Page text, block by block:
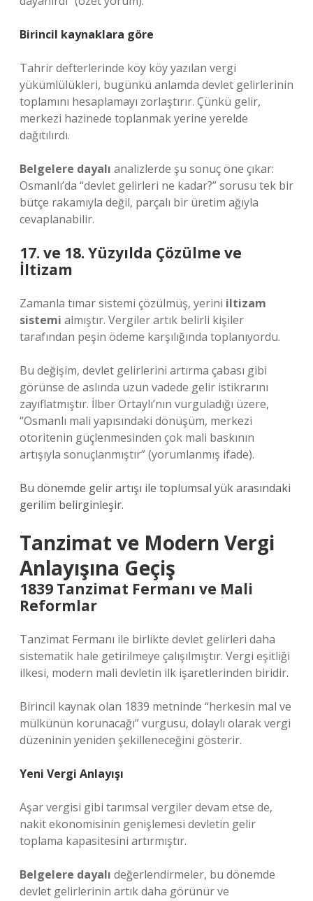
Birincil kaynaklara göre
Tahrir defterlerinde köy köy yazılan vergi
yükümlülükleri, bugünkü anlamda devlet gelirlerinin
toplamını hesaplamayı zorlaştırır. Çünkü gelir,
merkezi hazinede toplanmak yerine yerelde
dağıtılırdı.
Belgelere dayalı analizlerde şu sonuç öne çıkar:
Osmanlı’da “devlet gelirleri ne kadar?” sorusu tek bir
bütçe rakamıyla değil, parçalı bir üretim ağıyla
cevaplanabilir.
17. ve 18. Yüzyılda Çözülme ve
İltizam
Zamanla tımar sistemi çözülmüş, yerini iltizam
sistemi almıştır. Vergiler artık belirli kişiler
tarafından peşin ödeme karşılığında toplanıyordu.
Bu değişim, devlet gelirlerini artırma çabası gibi
görünse de aslında uzun vadede gelir istikrarını
zayıflatmıştır. İlber Ortaylı’nın vurguladığı üzere,
“Osmanlı mali yapısındaki dönüşüm, merkezi
otoritenin güçlenmesinden çok mali baskının
artışıyla sonuçlanmıştır” (yorumlanmış ifade).
Bu dönemde gelir artışı ile toplumsal yük arasındaki
gerilim belirginleşir.
Tanzimat ve Modern Vergi
Anlayışına Geçiş
1839 Tanzimat Fermanı ve Mali
Reformlar
Tanzimat Fermanı ile birlikte devlet gelirleri daha
sistematik hale getirilmeye çalışılmıştır. Vergi eşitliği
ilkesi, modern mali devletin ilk işaretlerinden biridir.
Birincil kaynak olan 1839 metninde “herkesin mal ve
mülkünün korunacağı” vurgusu, dolaylı olarak vergi
düzeninin yeniden şekilleneceğini gösterir.
Yeni Vergi Anlayışı
Aşar vergisi gibi tarımsal vergiler devam etse de,
nakit ekonomisinin genişlemesi devletin gelir
toplama kapasitesini artırmıştır.
Belgelere dayalı değerlendirmeler, bu dönemde
devlet gelirlerinin artık daha görünür ve